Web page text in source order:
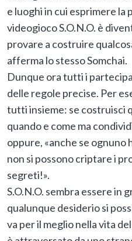
e luoghi in cui esprimere la
videogioco S.O.N.O. è
provare a costruire
afferma lo stesso Somchai.
Dunque ora tutti i
delle regole precise. Per
tutti insieme: se costruisci
quando e come ma
oppure, «anche se ognuno
non si possono criptare i
segreti!».
S.O.N.O. sembra essere in
qualunque desiderio si
va per il meglio nella vita